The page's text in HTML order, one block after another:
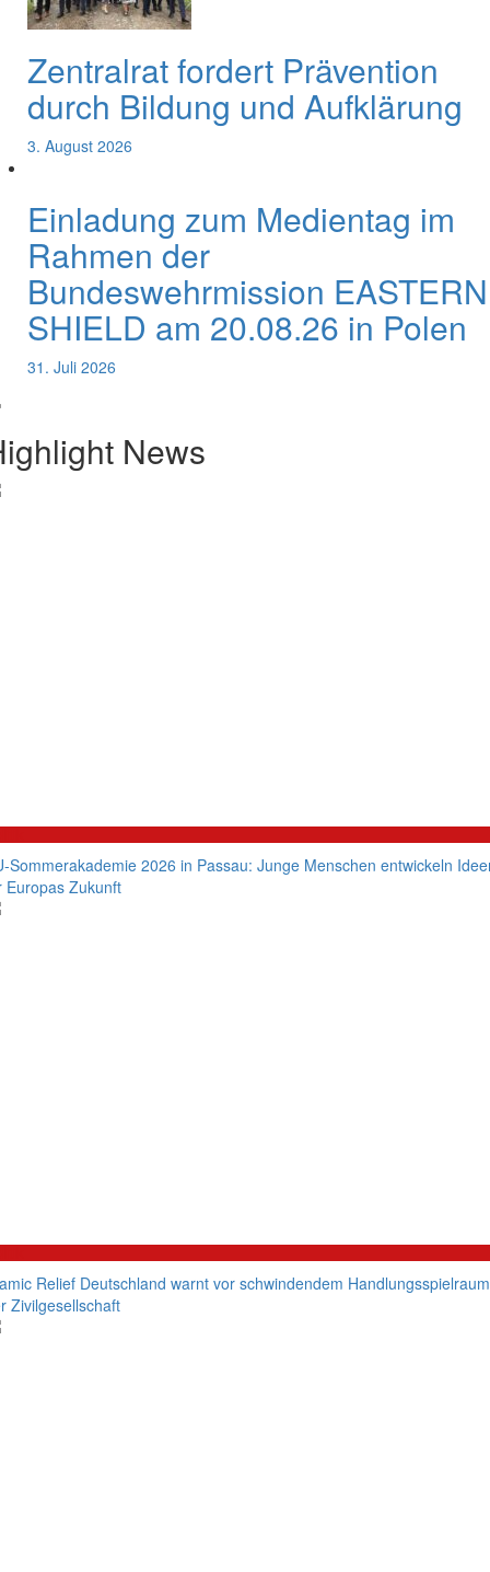
Zentralrat fordert Prävention
durch Bildung und Aufklärung
3. August 2026
Einladung zum Medientag im
Rahmen der
Bundeswehrmission EASTERN
SHIELD am 20.08.26 in Polen
31. Juli 2026
News
Sommerakademie 2026 in Passau: Junge Menschen entwickeln
Europas Zukunft
Relief Deutschland warnt vor schwindendem Handlungsspielraum
Zivilgesellschaft